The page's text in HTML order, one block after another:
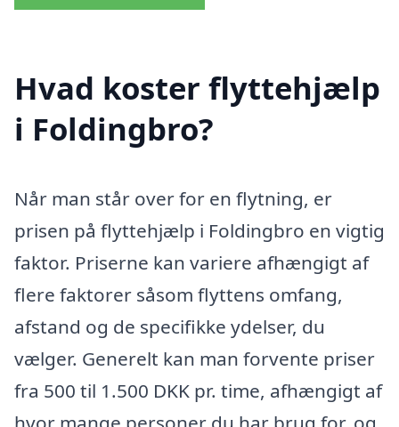
Hvad koster flyttehjælp
i Foldingbro?
Når man står over for en flytning, er
prisen på flyttehjælp i Foldingbro en vigtig
faktor. Priserne kan variere afhængigt af
flere faktorer såsom flyttens omfang,
afstand og de specifikke ydelser, du
vælger. Generelt kan man forvente priser
fra 500 til 1.500 DKK pr. time, afhængigt af